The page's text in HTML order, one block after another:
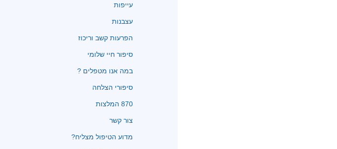
עייפות
עצבנות
הפרעות קשב וריכוז
סיפור חיי שלומי
במה אנו מטפלים ?
סיפורי הצלחה
870 המלצות
צור קשר
מדוע הטיפול מצליח?